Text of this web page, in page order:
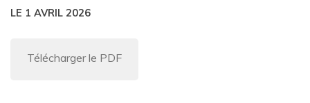
LE 1 AVRIL 2026
Télécharger le PDF